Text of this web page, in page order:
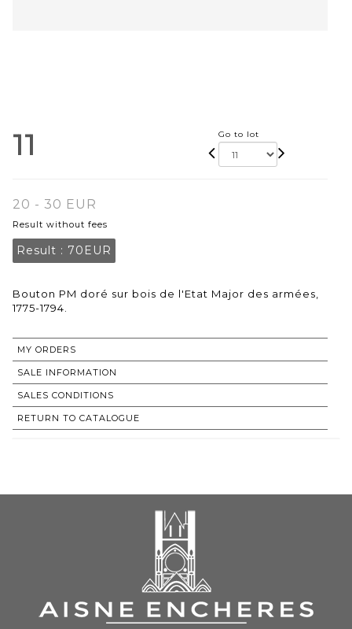
11 Go to lot
20 - 30 EUR
Result without fees
Result : 70EUR
Bouton PM doré sur bois de l'Etat Major des armées,
1775-1794.
MY ORDERS
SALE INFORMATION
SALES CONDITIONS
RETURN TO CATALOGUE